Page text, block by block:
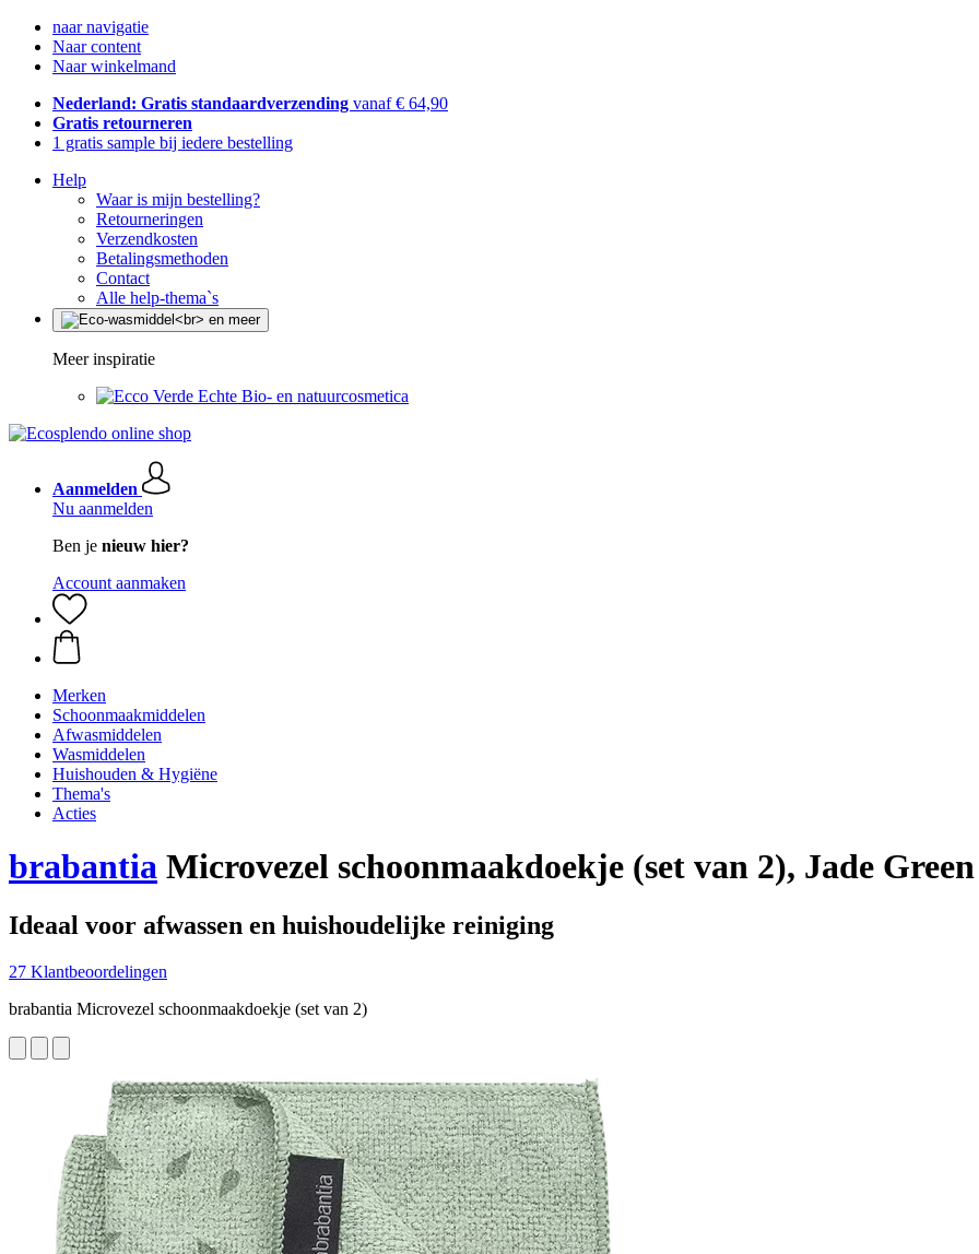
naar navigatie
Naar content
Naar winkelmand
Nederland: Gratis standaardverzending vanaf € 64,90
Gratis retourneren
1 gratis sample bij iedere bestelling
Help
Waar is mijn bestelling?
Retourneringen
Verzendkosten
Betalingsmethoden
Contact
Alle help-thema`s
Meer inspiratie
Echte Bio- en natuurcosmetica
Aanmelden
Nu aanmelden
Ben je nieuw hier?
Account aanmaken
Merken
Schoonmaakmiddelen
Afwasmiddelen
Wasmiddelen
Huishouden & Hygiëne
Thema's
Acties
brabantia Microvezel schoonmaakdoekje (set van 2), Jade Green
Ideaal voor afwassen en huishoudelijke reiniging
27 Klantbeoordelingen
brabantia Microvezel schoonmaakdoekje (set van 2)